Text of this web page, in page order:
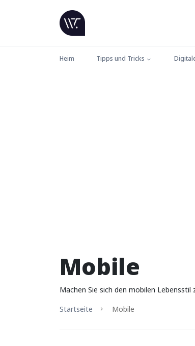
Heim Tipps und Tricks
Mobile
Machen Sie sich den mobilen
Startseite
Mobile